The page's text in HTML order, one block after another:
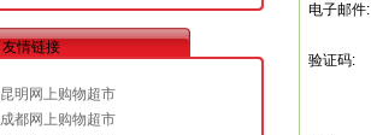
友情链接
昆明网上购物超市
成都网上购物超市
电子邮件:
验证码: